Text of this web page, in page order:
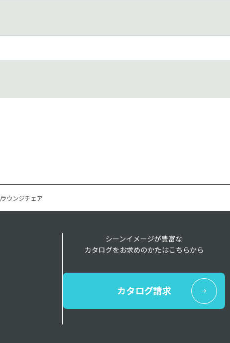
ラウンジチェア
シーンイメージが豊富な
カタログをお求めのかたはこちらから
カタログ請求